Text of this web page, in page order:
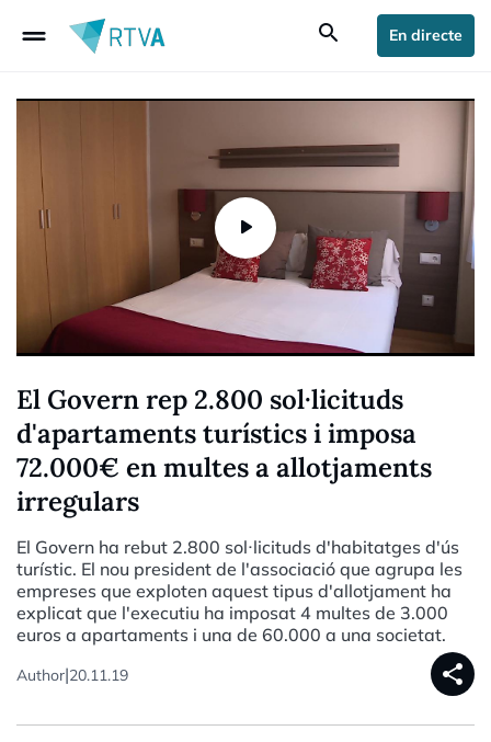
drag_handle search En directe
El Govern rep 2.800 sol·licituds
d'apartaments turístics i imposa
72.000€ en multes a allotjaments
irregulars
El Govern ha rebut 2.800 sol·licituds d'habitatges d'ús
turístic. El nou president de l'associació que agrupa les
empreses que exploten aquest tipus d'allotjament ha
explicat que l'executiu ha imposat 4 multes de 3.000
euros a apartaments i una de 60.000 a una societat.
Author|20.11.19 share